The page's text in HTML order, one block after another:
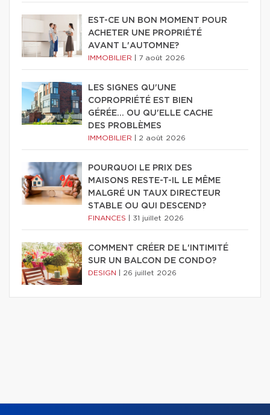
EST-CE UN BON MOMENT POUR
ACHETER UNE PROPRIÉTÉ
AVANT L'AUTOMNE?
IMMOBILIER 7 août 2026
LES SIGNES QU'UNE
COPROPRIÉTÉ EST BIEN
GÉRÉE… OU QU'ELLE CACHE
DES PROBLÈMES
IMMOBILIER 2 août 2026
POURQUOI LE PRIX DES
MAISONS RESTE-T-IL LE MÊME
MALGRÉ UN TAUX DIRECTEUR
STABLE OU QUI DESCEND?
FINANCES 31 juillet 2026
COMMENT CRÉER DE L'INTIMITÉ
SUR UN BALCON DE CONDO?
DESIGN 26 juillet 2026